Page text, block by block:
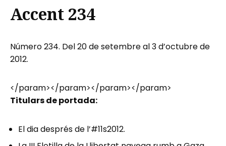
Accent 234
Número 234. Del 20 de setembre al 3 d’octubre de
2012.
</param></param></param></param>
Titulars de portada:
El dia després de l’#11s2012.